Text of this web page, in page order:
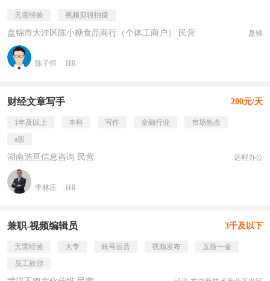
无需经验 视频剪辑拍摄
盘锦市大洼区陈小糖食品商行（个体工商户） 民营 盘锦
陈子恒 HR
财经文章写手 200元/天
1年及以上 本科 写作 金融行业
市场热点
a股
湖南浩亘信息咨询 民营 远程办公
李林庄 HR
兼职-视频编辑员 3千及以下
无需经验 大专 账号运营 视频发布
五险一金
员工旅游